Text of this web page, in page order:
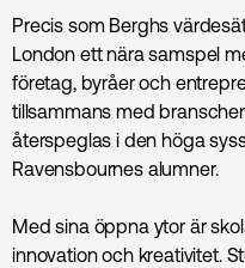
Precis som Berghs
London ett nära samspel
företag, byråer och
tillsammans med
återspeglas i den höga
Ravensbournes alumner.
Med sina öppna ytor är
innovation och kreativitet.